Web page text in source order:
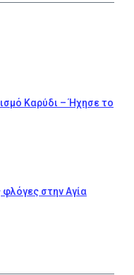
Καρύδι – Ήχησε το
στην Αγία